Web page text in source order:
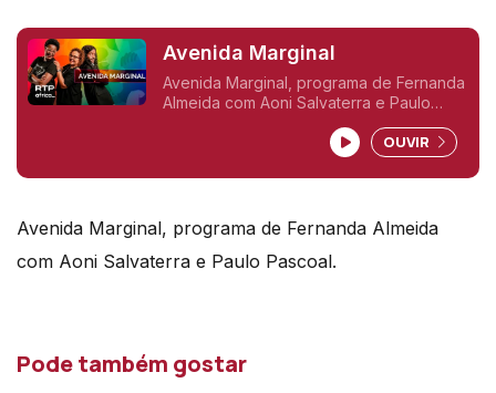
Avenida Marginal
Avenida Marginal, programa de Fernanda
Almeida com Aoni Salvaterra e Paulo
mesmo aqui ao lado, às 4ªfeiras a partir
OUVIR
Avenida Marginal, programa de Fernanda Almeida
com Aoni Salvaterra e Paulo Pascoal.
Pode também gostar